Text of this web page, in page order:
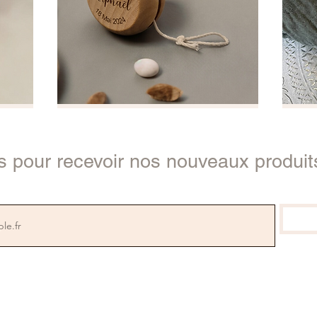
Yoyos en bois
personnalisés
pour recevoir nos nouveaux